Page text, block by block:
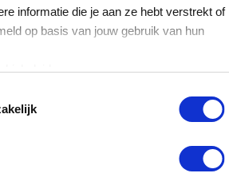
informatie die je aan ze hebt verstrekt of
op basis van jouw gebruik van hun
in delen besteden?
op de VVV cadeaukaart